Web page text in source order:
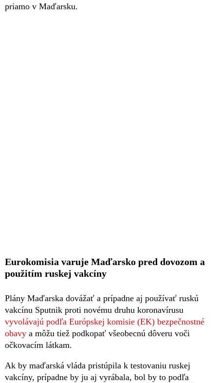
priamo v Maďarsku.
Eurokomisia varuje Maďarsko pred dovozom a
použitím ruskej vakcíny
Plány Maďarska dovážať a prípadne aj používať ruskú
vakcínu Sputnik proti novému druhu koronavírusu
vyvolávajú podľa Európskej komisie (EK) bezpečnostné
obavy a môžu tiež podkopať všeobecnú dôveru voči
očkovacím látkam.
Ak by maďarská vláda pristúpila k testovaniu ruskej
vakcíny, prípadne by ju aj vyrábala, bol by to podľa